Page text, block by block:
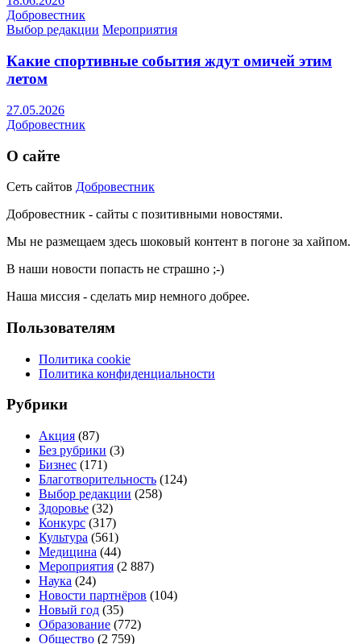
Добровестник
Выбор редакции Мероприятия
Какие спортивные события ждут омичей этим
летом
27.05.2026
Добровестник
О сайте
Сеть сайтов Добровестник
Добровестник - сайты с позитивными новостями.
Мы не размещаем здесь шоковый контент в погоне за хайпом.
В наши новости попасть не страшно ;-)
Наша миссия - сделать мир немного добрее.
Пользователям
Политика cookie
Политика конфиденциальности
Рубрики
Акция (87)
Без рубрики (3)
Бизнес (171)
Благотворительность (124)
Выбор редакции (258)
Здоровье (32)
Конкурс (317)
Культура (561)
Медицина (44)
Мероприятия (2 887)
Наука (24)
Новости партнёров (104)
Новый год (35)
Образование (772)
Общество (2 759)